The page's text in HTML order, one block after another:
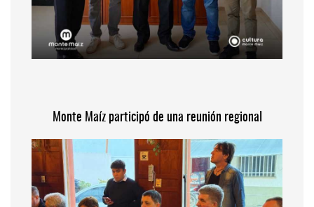
Monte Maíz participó de una reunión regional